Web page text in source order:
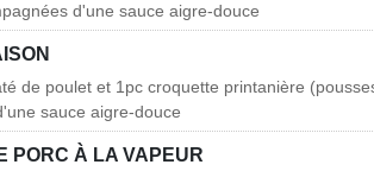
d'une sauce aigre-douce
de poulet et 1pc croquette printanière
sauce aigre-douce
PORC À LA VAPEUR